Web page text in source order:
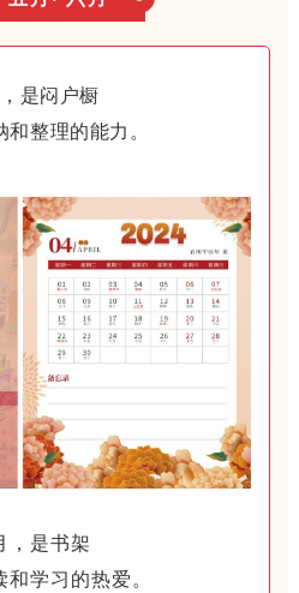
是闷户橱
整理的能力。
，是书架
学习的热爱。